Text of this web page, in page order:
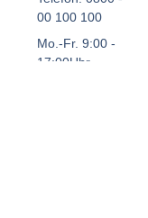
00 100 100
Mo.-Fr. 9:00 -
17:00Uhr